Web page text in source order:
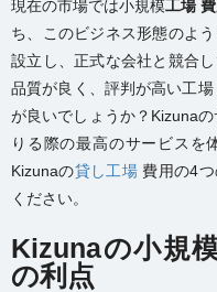
現在の市場では小規模工場 費
ち、このビジネス形態のよ
設立し、正式な会社と競合
品質が良く、評判が高い工
が良いでしょうか？Kizuna
りる際の最高のサービスを
Kizunaの貸し工場費用の4
ください。
Kizunaの小規
の利点